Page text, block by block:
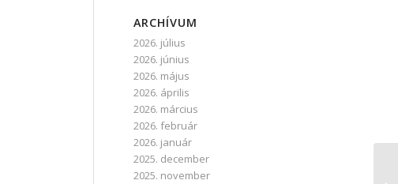
ARCHÍVUM
2026. július
2026. június
2026. május
2026. április
2026. március
2026. február
2026. január
2025. december
2025. november